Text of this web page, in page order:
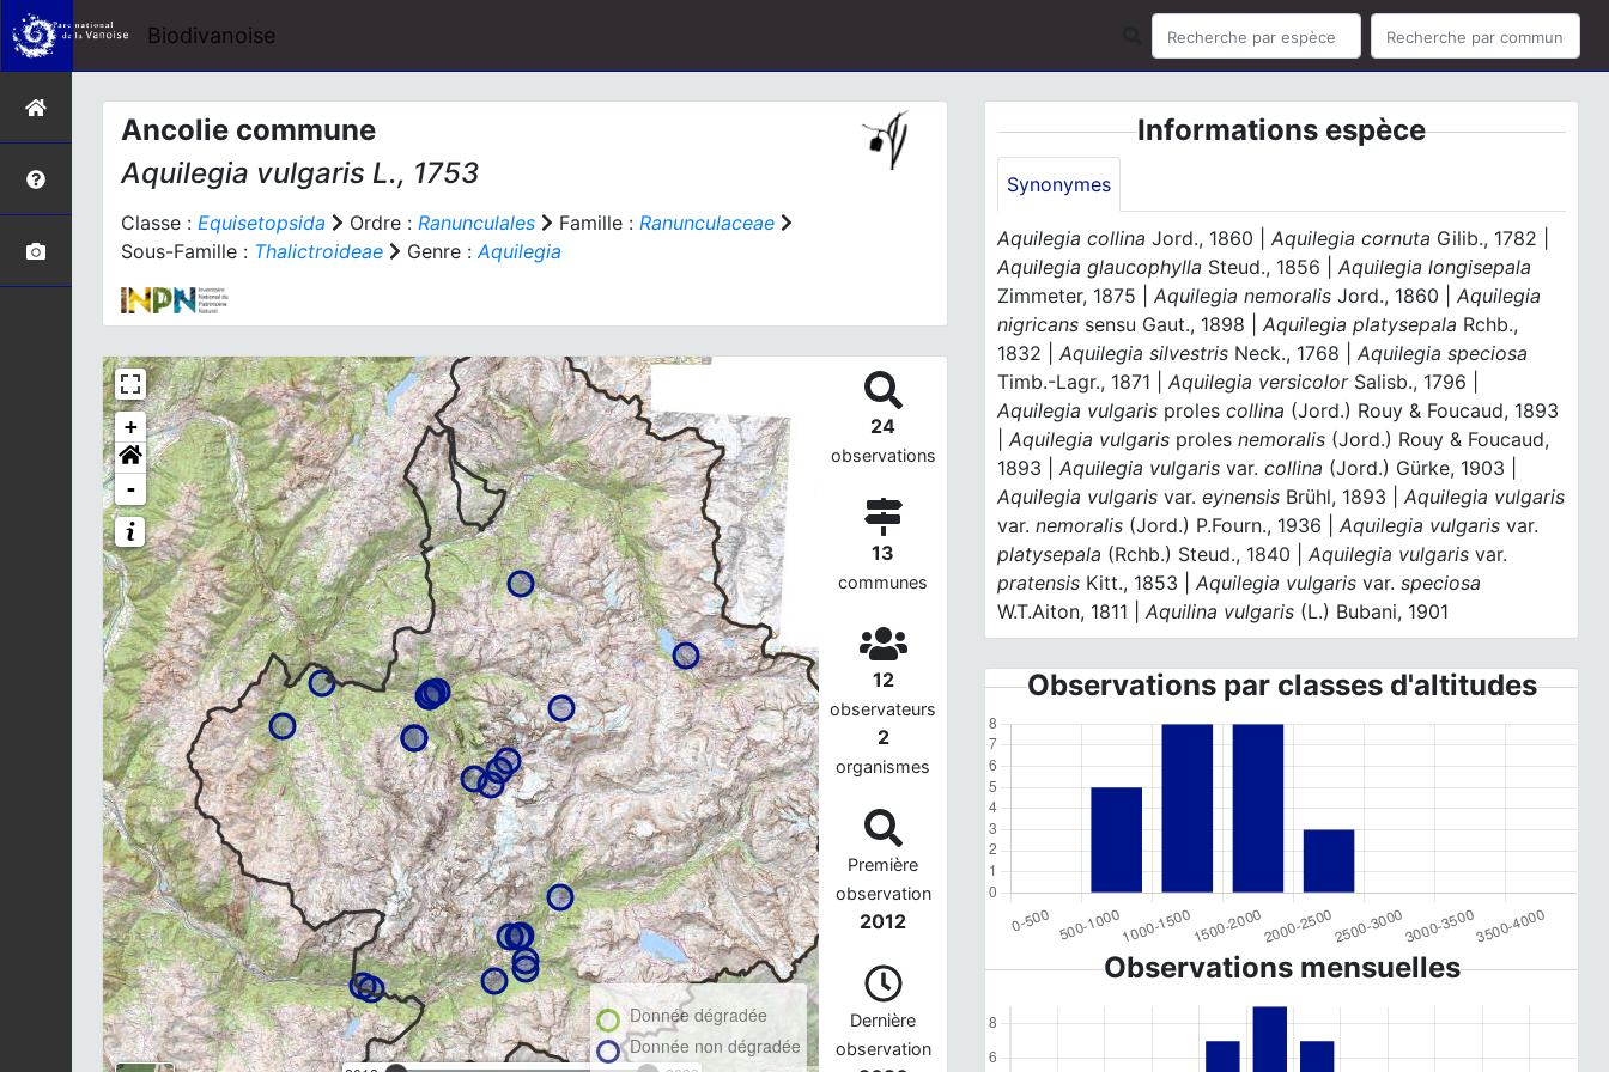
Biodivanoise
Ancolie commune
Aquilegia vulgaris L., 1753
Classe : Equisetopsida Ordre : Ranunculales Famille : Ranunculaceae
Sous-Famille : Thalictroideae Genre :Aquilegia
+
-
Donnée dégradée
Donnée non dégradée
24
observations
13
communes
12
observateurs
2
organismes
Première
observation
2012
Dernière
observation
Informations espèce
Synonymes
Aquilegia collina Jord., 1860 |Aquilegia cornuta Gilib., 1782 |
Aquilegia glaucophylla Steud., 1856 |Aquilegia longisepala
Zimmeter, 1875 |Aquilegia nemoralis Jord., 1860 |Aquilegia
nigricans sensu Gaut., 1898 |Aquilegia platysepala Rchb.,
1832 |Aquilegia silvestris Neck., 1768 |Aquilegia speciosa
Timb.-Lagr., 1871 |Aquilegia versicolorSalisb., 1796 |
Aquilegia vulgaris proles collina (Jord.) Rouy & Foucaud, 1893
|Aquilegia vulgaris proles nemoralis (Jord.) Rouy & Foucaud,
1893 |Aquilegia vulgarisvar. collina (Jord.) Gürke, 1903 |
Aquilegia vulgarisvar. eynensis Brühl, 1893 |Aquilegia vulgaris
var. nemoralis (Jord.) P.Fourn., 1936 |Aquilegia vulgarisvar.
platysepala (Rchb.) Steud., 1840 |Aquilegia vulgarisvar.
pratensis Kitt., 1853 |Aquilegia vulgarisvar. speciosa
W.T.Aiton, 1811 |Aquilina vulgaris (L.) Bubani, 1901
Observations par classes d'altitudes
Observations mensuelles